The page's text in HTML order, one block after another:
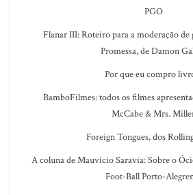
PGO
Flanar III: Roteiro para a moderação de
Promessa, de Damon
Por que eu compro
BamboFilmes: todos os filmes
McCabe & Mrs.
Foreign Tongues, dos
A coluna de Mauvício Saravia: Sobre o
Foot-Ball Porto-